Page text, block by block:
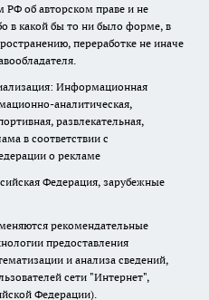
РФ об авторском праве и не
в какой бы то ни было форме, в
переработке не иначе
Информационная
аналитическая,
развлекательная,
в соответствии с
о рекламе
Федерация, зарубежные
рекомендательные
предоставления
и анализа сведений,
сети "Интернет",
Федерации).